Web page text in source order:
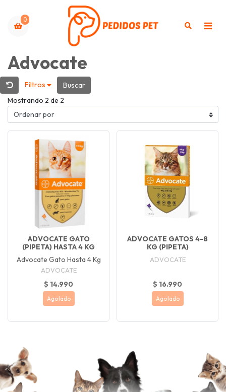
0
Advocate
Filtros
Buscar
Mostrando 2 de 2
ADVOCATE GATO
(PIPETA) HASTA 4 KG
Advocate Gato Hasta 4 Kg
ADVOCATE
$ 14.990
Agotado
ADVOCATE GATOS 4-8
KG (PIPETA)
ADVOCATE
$ 16.990
Agotado